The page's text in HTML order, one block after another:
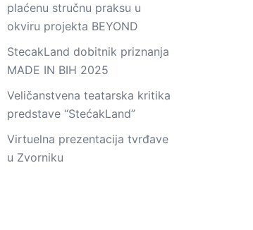
plaćenu stručnu praksu u
okviru projekta BEYOND
StecakLand dobitnik priznanja
MADE IN BIH 2025
Veličanstvena teatarska kritika
predstave “StećakLand”
Virtuelna prezentacija tvrđave
u Zvorniku